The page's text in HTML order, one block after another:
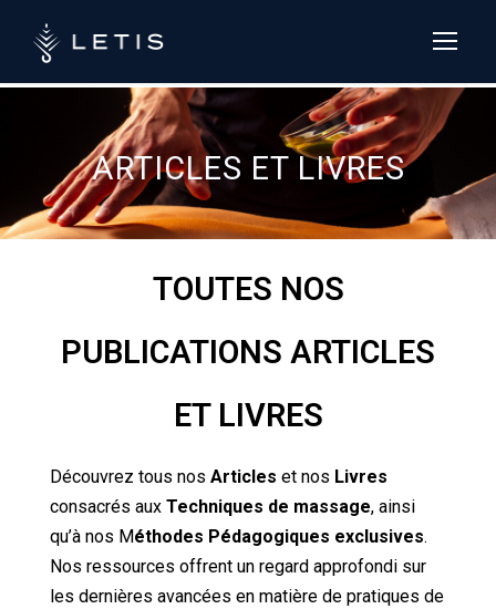
+33 (0)4 84 13
ARTICLES ET LIVRES
TOUTES NOS
PUBLICATIONS ARTICLES
ET LIVRES
Découvrez tous nos Articles et nos Livres
consacrés aux Techniques de massage, ainsi
qu’à nos Méthodes Pédagogiques exclusives.
Nos ressources offrent un regard approfondi sur
les dernières avancées en matière de pratiques de